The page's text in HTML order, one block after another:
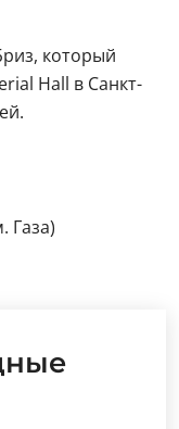
который
Hall в Санкт-
Газа)